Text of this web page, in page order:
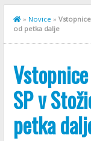
» Novice »
od petka dalje
SP v
petka